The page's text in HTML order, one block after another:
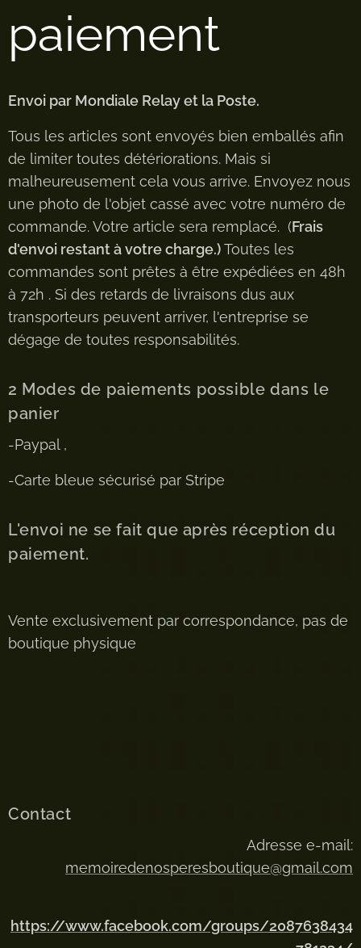
paiement
Envoi par Mondiale Relay et la Poste.
Tous les articles sont envoyés bien emballés afin
de limiter toutes détériorations. Mais si
malheureusement cela vous arrive. Envoyez nous
une photo de l'objet cassé avec votre numéro de
commande. Votre article sera remplacé. (Frais
d'envoi restant à votre charge.)Toutes les
commandes sont prêtes à être expédiées en 48h
à 72h . Si des retards de livraisons dus aux
transporteurs peuvent arriver, l'entreprise se
dégage de toutes responsabilités.
2 Modes de paiements possible dans le
panier
-Paypal ,
-Carte bleue sécurisé par Stripe
L'envoi ne se fait que après réception du
paiement.
Vente exclusivement par correspondance, pas de
boutique physique
Contact
Adresse e-mail:
memoiredenosperesboutique@gmail.com
https://www.facebook.com/groups/2087638434